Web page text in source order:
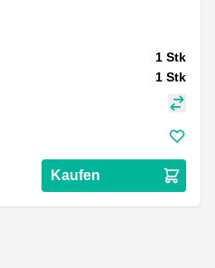
1 Stk
1 Stk
Kaufen